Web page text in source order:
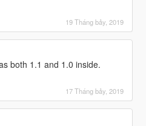
19 Tháng bảy, 2019
both 1.1 and 1.0 inside.
17 Tháng bảy, 2019